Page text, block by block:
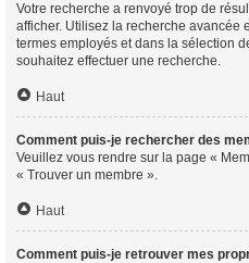
Votre recherche a renvoyé trop de
afficher. Utilisez la recherche avancée
termes employés et dans la sélection
souhaitez effectuer une recherche.
Haut
Comment puis-je rechercher des
Veuillez vous rendre sur la page «
« Trouver un membre ».
Haut
Comment puis-je retrouver mes